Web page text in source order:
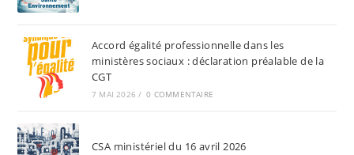
Mettre
En
Œuvre
Sein
Accord égalité professionnelle dans les
ministères sociaux : déclaration préalable de la
CGT
7 MAI 2026 / 0 COMMENTAIRE
CSA ministériel du 16 avril 2026